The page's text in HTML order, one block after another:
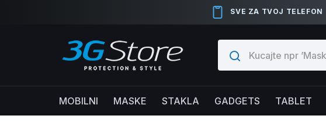
SVE ZA TVOJ TELEFON
MOBILNI MASKE STAKLA GADGETS TABLET